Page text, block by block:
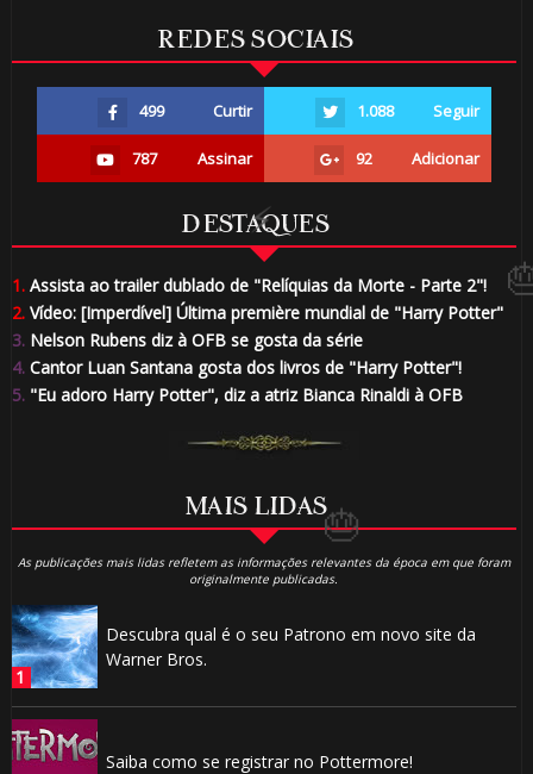
REDES SOCIAIS
499 Curtir 1.088 Seguir
787 Assinar 92 Adicionar
DESTAQUES
1.Assista ao trailer dublado de "Relíquias da Morte - Parte 2"!
2.Vídeo: [Imperdível] Última première mundial de "Harry Potter"
3.Nelson Rubens diz à OFB se gosta da série
4.Cantor Luan Santana gosta dos livros de "Harry Potter"!
5."Eu adoro Harry Potter", diz a atriz Bianca Rinaldi à OFB
MAIS LIDAS
As publicações mais lidas refletem as informações relevantes da época em que foram
originalmente publicadas.
Descubra qual é o seu Patrono em novo site da
Warner Bros.
Saiba como se registrar no Pottermore!
🎂
1️⃣ 8️⃣
⚡